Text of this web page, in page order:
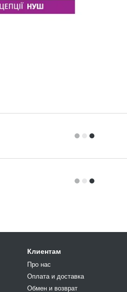
Клиентам
Про нас
Оплата и доставка
Обмен и возврат